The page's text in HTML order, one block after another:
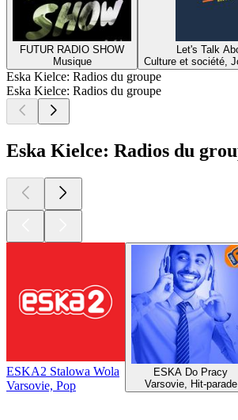
FUTUR RADIO SHOW
Musique
Let's Talk
Culture et société,
Eska Kielce: Radios du groupe
Eska Kielce: Radios du groupe
Eska Kielce: Radios du
ESKA2 Stalowa Wola
Varsovie, Pop
ESKA Do Pracy
Varsovie, Hit-parade